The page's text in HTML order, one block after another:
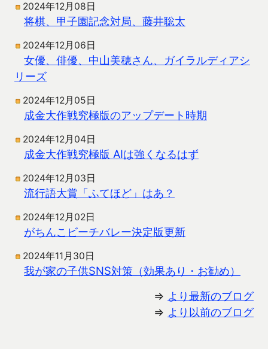
2024年12月08日
将棋、甲子園記念対局、藤井聡太
2024年12月06日
女優、俳優、中山美穂さん、ガイラルディアシ
リーズ
2024年12月05日
成金大作戦究極版のアップデート時期
2024年12月04日
成金大作戦究極版 AIは強くなるはず
2024年12月03日
流行語大賞「ふてほど」はあ？
2024年12月02日
がちんこビーチバレー決定版更新
2024年11月30日
我が家の子供SNS対策（効果あり・お勧め）
⇒ より最新のブログ
⇒ より以前のブログ